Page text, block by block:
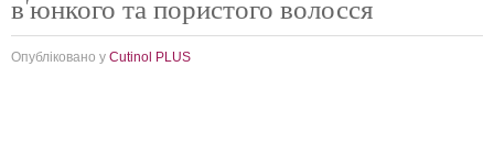
в'юнкого та пористого волосся
Опубліковано у Cutinol PLUS